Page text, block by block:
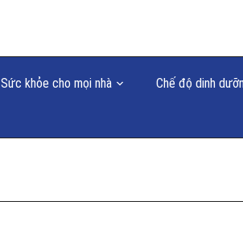
Sức khỏe cho mọi nhà
Chế độ dinh